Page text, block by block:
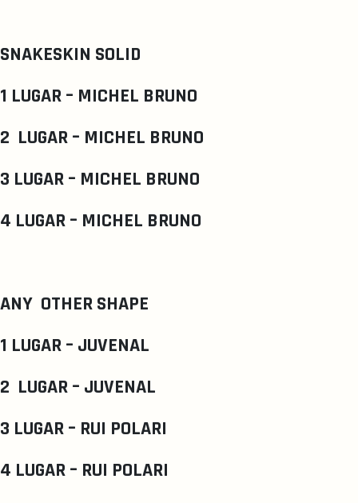
SNAKESKIN SOLID
1 LUGAR – MICHEL BRUNO
2 LUGAR – MICHEL BRUNO
3 LUGAR – MICHEL BRUNO
4 LUGAR – MICHEL BRUNO
ANY OTHER SHAPE
1 LUGAR – JUVENAL
2 LUGAR – JUVENAL
3 LUGAR – RUI POLARI
4 LUGAR – RUI POLARI